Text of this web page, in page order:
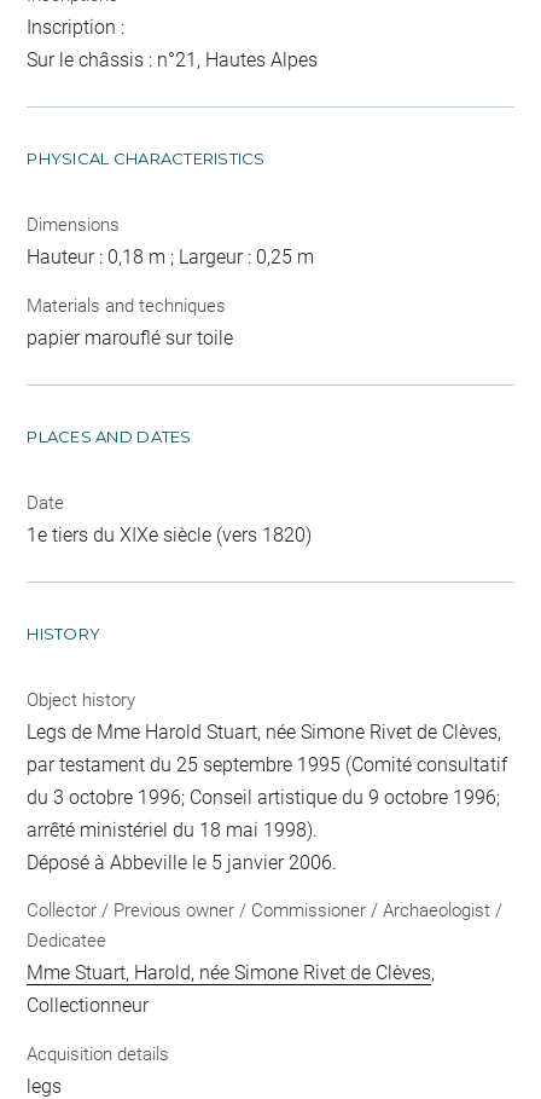
Inscription :
Sur le châssis : n°21, Hautes Alpes
PHYSICAL CHARACTERISTICS
Dimensions
Hauteur : 0,18 m ; Largeur : 0,25 m
Materials and techniques
papier marouflé sur toile
PLACES AND DATES
Date
1e tiers du XIXe siècle (vers 1820)
HISTORY
Object history
Legs de Mme Harold Stuart, née Simone Rivet de Clèves,
par testament du 25 septembre 1995 (Comité consultatif
du 3 octobre 1996; Conseil artistique du 9 octobre 1996;
arrêté ministériel du 18 mai 1998).
Déposé à Abbeville le 5 janvier 2006.
Collector / Previous owner / Commissioner / Archaeologist /
Dedicatee
Mme Stuart, Harold, née Simone Rivet de Clèves,
Collectionneur
Acquisition details
legs